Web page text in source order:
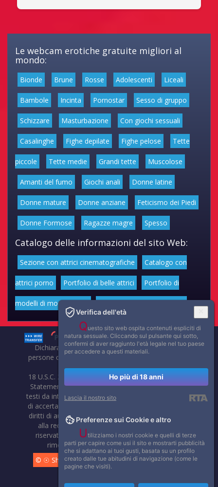
Le webcam erotiche gratuite migliori al
mondo:
Bionde Brune Rosse Adolescenti Liceali
Bambole Incinta Pornostar Sesso di gruppo
Schizzare Masturbazione Con giochi sessuali
Casalinghe Fighe depilate Fighe pelose Tette
piccole Tette medie Grandi tette Muscolose
Amanti del fumo Giochi anali Donne latine
Donne mature Donne anziane Feticismo dei Piedi
Donne Formose Ragazze magre Spesso
Catalogo delle informazioni del sito Web:
Sezione con attrici cinematografiche Catalogo con
attrici porno Portfolio di belle attrici Portfolio di
modelli di moda volgari Affascinanti star dello sport
Dichiarazione di non responsabilità: tutti i membri e le
persone che compaiono su questo sito hanno almeno 18
anni.
18 U.S.C. 2257 Record-Keeping Requirements Compliance
Statement. Affaritaliani, prima di pubblicare foto, video o
testi da internet, compie tutte le opportune verifiche al fine
di accertarne il libero regime di circolazione e non violare i
diritti di autore o altri diritti esclusivi di terzi. Per segnalare
alla redazione eventuali errori nell'uso del materiale
riservato, scriveteci: provvederemo prontamente alla
rimozione del materiale lesivo di diritti di terzi.
© ☉ Show di Sesso VivoCam. 2014 - 2026. Tutti i diritti
Verifica dell'età
Questo sito web ospita contenuti espliciti di
natura sessuale. Cliccando sul pulsante qui sotto,
confermi di aver raggiunto l'età legale nel tuo paese
per accedere a questi materiali.
Ho più di 18 anni
Lascia il nostro sito
Preferenze sui Cookie e altro
Utilizziamo i nostri cookie e quelli di terze
parti per capire come usi il sito e mostrarti pubblicità
che si adattano ai tuoi gusti, basata su un profilo
creato dalle tue abitudini di navigazione (come le
pagine che visiti).